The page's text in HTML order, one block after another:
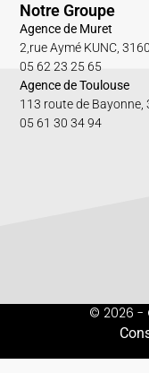
Notre Groupe
Agence de Muret
2,rue Aymé KUNC,
05 62 23 25 65
Agence de Toulouse
113 route de Bayonne,
05 61 30 34 94
© 2026 -